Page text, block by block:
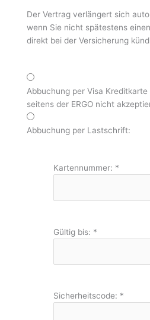
Der Vertrag verlängert sich
wenn Sie nicht spätestens
direkt bei der Versicherung
Abbuchung per Visa
seitens der ERGO nicht
Abbuchung per Lastschrift:
Kartennummer: *
Gültig bis: *
Sicherheitscode: *